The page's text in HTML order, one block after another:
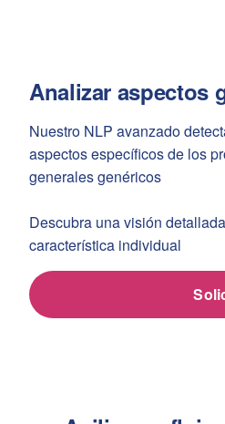
Analizar aspectos
Nuestro NLP avanzado
aspectos específicos de los
generales genéricos
Descubra una visión
característica individual